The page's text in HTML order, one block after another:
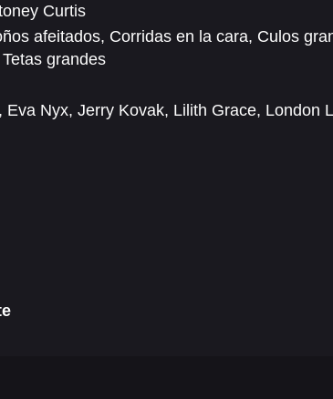
Curtis
afeitados, Corridas en la cara, Culos
Tetas grandes
, Eva Nyx, Jerry Kovak, Lilith Grace, London